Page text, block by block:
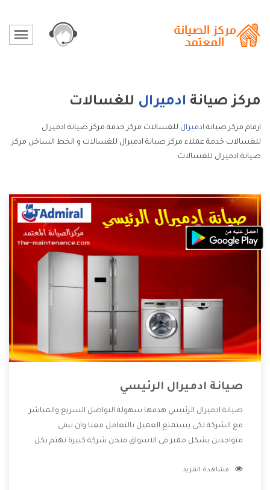
مركز صيانة ادميرال للغسالات
ارقام مركز صيانة ادميرال للغسالات مركز خدمة مركز صيانة ادميرال
للغسالات خدمة عملاء مركز صيانة ادميرال للغسالات و الخط الساخن مركز
صيانة ادميرال للغسالات.
صيانة ادميرال الرئيسي
صيانة ادميرال الرئيسي هدفها سهولة التواصل السريع والمباشر
مع الشركة لكى يستمتع العميل بالتعامل معنا وان نبقى
متواجدين بشكل مميز فى الاسواق فنحن شركة كبيرة نهتم بكل
الشركة بها والتى تكون منها خدمة الصيانة التى تكون من أهم
مشاهدة المزيد